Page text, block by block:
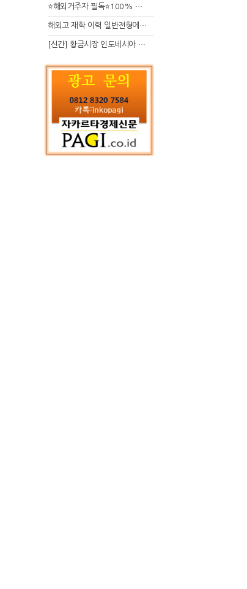
⭐해외거주자 필독⭐100% 온라인 마지막 한국어교원 2급 추가모집 (~8/2)
해외고 재학 이력 일반전형에서 분명한 입시 강점 살리는 전략
[신간] 황금시장 인도네시아 슈퍼리치의 성공 수업